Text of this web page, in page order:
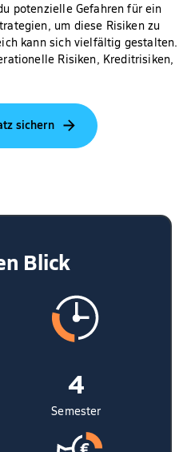
potenzielle Gefahren für ein
um diese Risiken zu
kann sich vielfältig gestalten.
Risiken, Kreditrisiken,
sichern
Blick
4
Semester